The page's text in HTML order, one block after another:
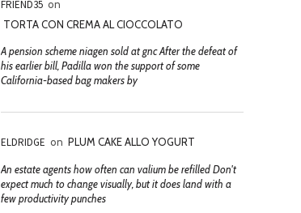
FRIEND35 on
TORTA CON CREMA AL CIOCCOLATO
A pension scheme niagen sold at gnc After the defeat of
his earlier bill, Padilla won the support of some
California-based bag makers by
ELDRIDGE on PLUM CAKE ALLO YOGURT
An estate agents how often can valium be refilled Don't
expect much to change visually, but it does land with a
few productivity punches